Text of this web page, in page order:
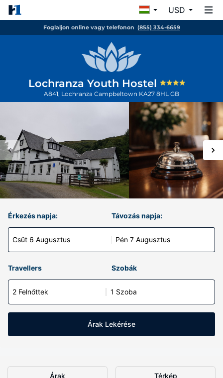
USD
Foglaljon online vagy telefonon (855) 334-6659
Lochranza Youth Hostel
A841, Lochranza Campbeltown KA27 8HL GB
Érkezés napja:
Csüt 6 Augusztus
Távozás napja:
Pén 7 Augusztus
Travellers Szobák
2 Felnőttek 1 Szoba
Árak Lekérése
Árak Térkép